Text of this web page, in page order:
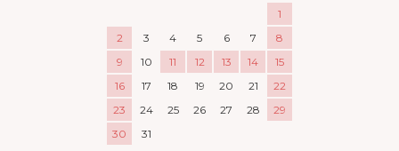
1
2
3 4 5 6 7
8
9
10 11 12 13 14
15
16
17 18 19 20 21
22
23
24 25 26 27 28
29
30
31